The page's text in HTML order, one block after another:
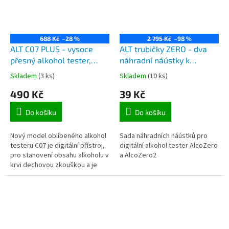
688 Kč –28 %
ALT C07 PLUS - vysoce
přesný alkohol tester,
dechový analyzátor, USB
dobíjení, LCD displej,
detektor alkoholu s
rozsahem měření 0-1,9‰
Skladem (3 ks)
490 Kč
Do košíku
Nový model oblíbeného alkohol
testeru C07 je digitální přístroj,
pro stanovení obsahu alkoholu v
krvi dechovou zkouškou a je
nabíjecí z USB zásuvky.
2 795 Kč –98 %
ALT trubičky ZERO - dva
náhradní náústky k
alkoholtesteru ALT ZERO 2
Skladem (10 ks)
39 Kč
Do košíku
Sada náhradních náústků pro
digitální alkohol tester AlcoZero
a AlcoZero2